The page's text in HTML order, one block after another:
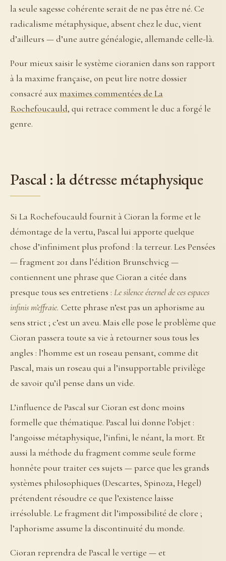
la seule sagesse cohérente serait de ne pas être né. Ce
radicalisme métaphysique, absent chez le duc, vient
d’ailleurs — d’une autre généalogie, allemande celle-là.
Pour mieux saisir le système cioranien dans son rapport
à la maxime française, on peut lire notre dossier
consacré auxmaximes commentées de La
Rochefoucauld, qui retrace comment le duc a forgé le
genre.
Pascal : la détresse métaphysique
Si La Rochefoucauld fournit à Cioran la forme et le
démontage de la vertu, Pascal lui apporte quelque
chose d’infiniment plus profond : la terreur. Les Pensées
— fragment 201 dans l’édition Brunschvicg —
contiennent une phrase que Cioran a citée dans
presque tous ses entretiens : Le silence éternel de ces espaces
infinis m’effraie. Cette phrase n’est pas un aphorisme au
sens strict ; c’est un aveu. Mais elle pose le problème que
Cioran passera toute sa vie à retourner sous tous les
angles : l’homme est un roseau pensant, comme dit
Pascal, mais un roseau qui a l’insupportable privilège
de savoir qu’il pense dans un vide.
L’influence de Pascal sur Cioran est donc moins
formelle que thématique. Pascal lui donne l’objet :
l’angoisse métaphysique, l’infini, le néant, la mort. Et
aussi la méthode du fragment comme seule forme
honnête pour traiter ces sujets — parce que les grands
systèmes philosophiques (Descartes, Spinoza, Hegel)
prétendent résoudre ce que l’existence laisse
irrésoluble. Le fragment dit l’impossibilité de clore ;
l’aphorisme assume la discontinuité du monde.
Cioran reprendra de Pascal le vertige — et